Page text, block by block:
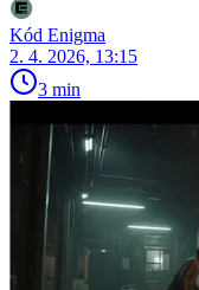
Kód Enigma
2. 4. 2026, 13:15
3 min